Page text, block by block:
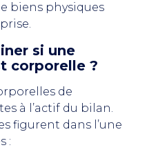
biens physiques
si une
corporelle ?
de
à l’actif du bilan.
figurent dans l’une
: